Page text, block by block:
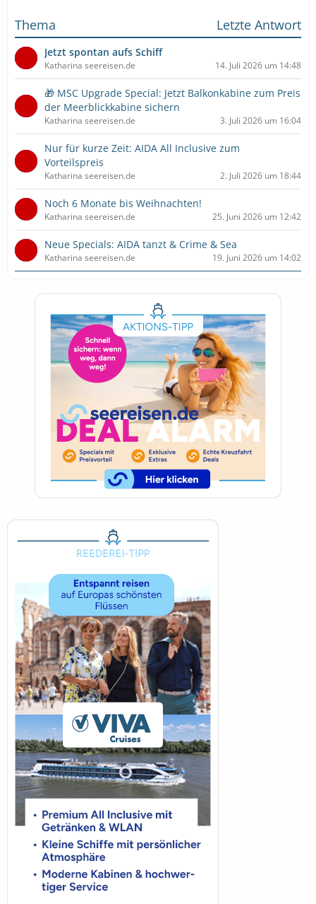
Thema
Letzte Antwort
Jetzt spontan aufs Schiff
Katharina seereisen.de 14. Juli 2026 um 14:48
🎁 MSC Upgrade Special: Jetzt Balkonkabine zum Preis
der Meerblickkabine sichern
Katharina seereisen.de 3. Juli 2026 um 16:04
Nur für kurze Zeit: AIDA All Inclusive zum
Vorteilspreis
Katharina seereisen.de 2. Juli 2026 um 18:44
Noch 6 Monate bis Weihnachten!
Katharina seereisen.de 25. Juni 2026 um 12:42
Neue Specials: AIDA tanzt & Crime & Sea
Katharina seereisen.de 19. Juni 2026 um 14:02